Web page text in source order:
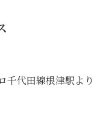
千代田線根津駅より